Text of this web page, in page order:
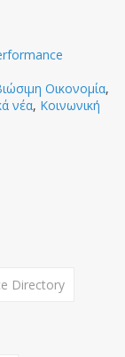
Οικονομία,
νέα, Κοινωνική
Directory